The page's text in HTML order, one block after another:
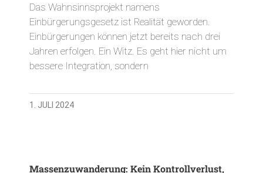
Das Wahnsinnsprojekt namens
Einbürgerungsgesetz ist Realität geworden.
Einbürgerungen können jetzt bereits nach drei
Jahren erfolgen. Ein Witz. Es geht hier nicht um
bessere Integration, sondern
1. JULI 2024
Massenzuwanderung: Kein Kontrollverlust,